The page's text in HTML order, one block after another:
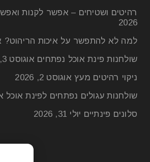
רהיטים ושטיחים – אפשר לקנות
2026
למה לא להתפשר על איכות הריהוט?
שולחנות פינת אוכל נפתחים אוגוסט 3, 2026
ניקוי רהיטים מעץ אוגוסט 2, 2026
שולחנות עגולים נפתחים לפינת אוכל
סלונים פינתיים יולי 31, 2026